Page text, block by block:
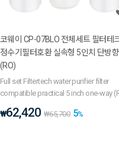
코웨이 CP-07BLO 전체세트 필터테
정수기필터호환 실속형 5인치 단방향
(RO)
Full set Filtertech water purifier filter
compatible practical 5 inch one-way
₩62,420 ₩65,700 5%